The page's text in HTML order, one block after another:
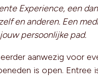
Experience, een
en anderen. Een
persoonlijke pad.
aanwezig voor
is open. Entree